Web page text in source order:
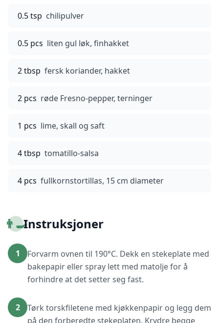
0.5 tsp chilipulver
0.5 pcs liten gul løk, finhakket
2 tbsp fersk koriander, hakket
2 pcs røde Fresno-pepper, terninger
1 pcs lime, skall og saft
4 tbsp tomatillo-salsa
4 pcs fullkornstortillas, 15 cm diameter
👨‍🍳Instruksjoner
1
Forvarm ovnen til 190°C. Dekk en stekeplate med
bakepapir eller spray lett med matolje for å
forhindre at det setter seg fast.
2
Tørk torskfiletene med kjøkkenpapir og legg dem
på den forberedte stekeplaten. Krydre begge